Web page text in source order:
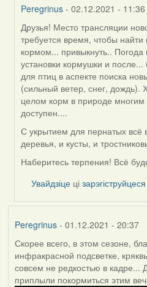
Peregrinus - 02.12.2021 - 11:36
In
reply
to
by
AV
Друзья! Место трансляции
требуется время, чтобы найти
кормом... привыкнуть.. Погода
установки кормушки и
для птиц в аспекте поиска
(сильный ветер, снег, дождь).
целом корм в природе многим
доступен....
С укрытием для пернатых всё
деревья, и кусты, и
Наберитесь терпения! Всё
Увайдзіце цізарэгіструйцеся
Peregrinus- 01.12.2021 - 20:37
Скорее всего, в этом сезоне,
инфракрасной подсветке,
совсем не редкостью в кадре...
приплыли покормиться этим